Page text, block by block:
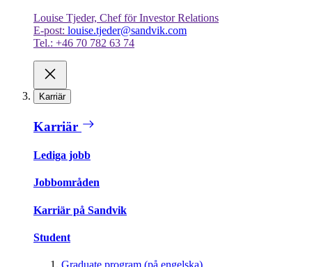
Louise Tjeder, Chef för Investor Relations
E-post: louise.tjeder@sandvik.com
Tel.: +46 70 782 63 74
Karriär
Karriär
Lediga jobb
Jobbområden
Karriär på Sandvik
Student
Graduate program (på engelska)